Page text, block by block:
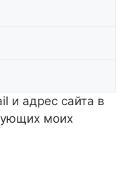
и адрес сайта в
моих